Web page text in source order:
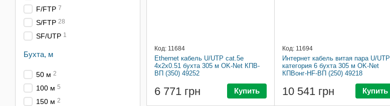
Код: 11684
Ethernet кабель U/UTP cat.5e
4x2x0.51 бухта 305 м OK-Net КПВ-
ВП (350) 49252
6 771 грн Купить
Код: 11694
Интернет кабель витая пара U/UTP
категория 6 бухта 305 м OK-Net
КПВонг-HF-ВП (250) 49218
10 541 грн Купить
F/FTP 7
S/FTP 28
SF/UTP 1
Бухта, м
50 м 2
100 м 5
150 м 2